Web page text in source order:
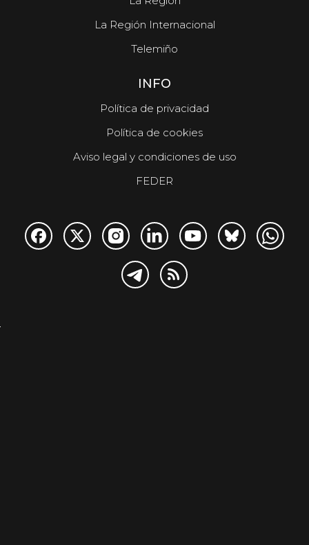
La Región Internacional
Telemiño
INFO
Política de privacidad
Política de cookies
Aviso legal y condiciones de uso
FEDER